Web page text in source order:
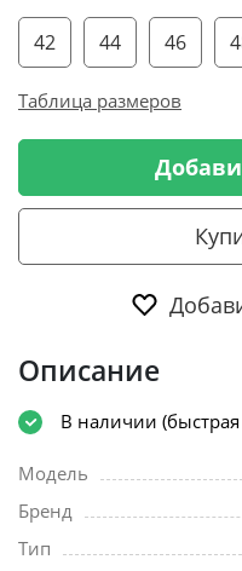
42 44 46
Таблица размеров
Описание
В наличии (быстрая
Модель
Бренд
Тип